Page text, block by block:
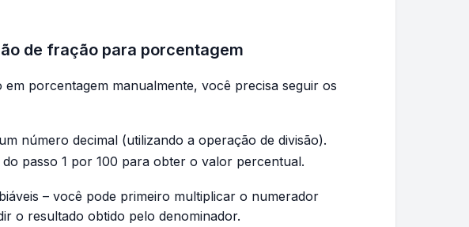
de fração para porcentagem
porcentagem manualmente, você precisa seguir os
número decimal (utilizando a operação de divisão).
passo 1 por 100 para obter o valor percentual.
– você pode primeiro multiplicar o numerador
o resultado obtido pelo denominador.